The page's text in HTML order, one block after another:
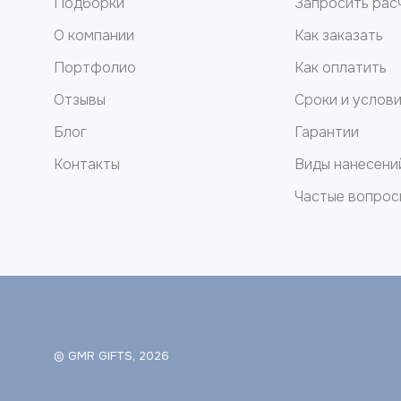
О компании
Портфолио
Отзывы
Блог
Контакты
Как заказать
Как оплатить
Сроки и
Гарантии
Виды
Частые
© GMR GIFTS, 2026